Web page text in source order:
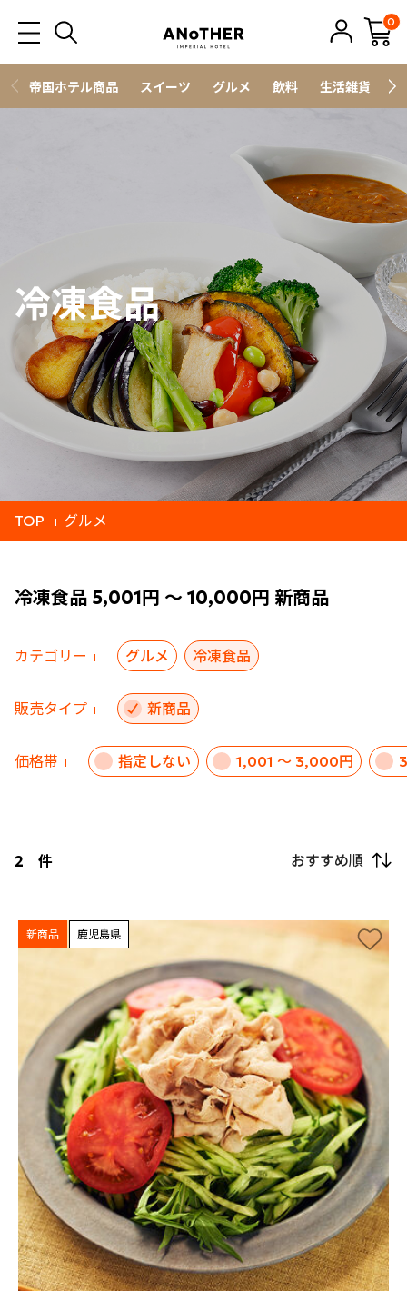
0
帝国ホテル商品 スイーツ グルメ 飲料 生活雑貨
冷凍食品
TOP グルメ
冷凍食品 5,001円 ～ 10,000円 新商品
カテゴリー グルメ 冷凍食品
販売タイプ 新商品
価格帯 指定しない 1,001 ～ 3,000円
2 件 おすすめ順
新商品 鹿児島県